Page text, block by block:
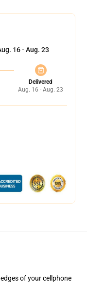
16 - Aug. 23
Delivered
Aug. 16 - Aug. 23
of your cellphone